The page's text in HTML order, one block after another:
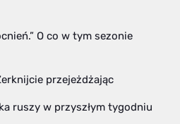
O co w tym sezonie
przejeżdżając
ruszy w przyszłym tygodniu